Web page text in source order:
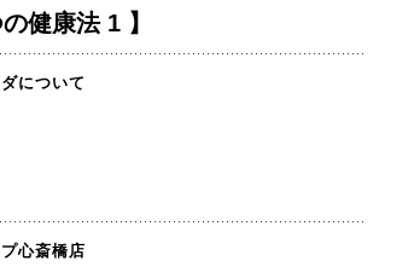
健康法 1 】
について
心斎橋店